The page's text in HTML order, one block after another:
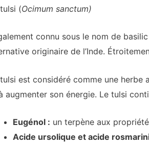
(Ocimum sanctum)
connu sous le nom de
originaire de l’Inde.
est considéré comme une herbe
augmenter son énergie. Le tulsi
Eugénol : un terpène aux
Acide ursolique et acide